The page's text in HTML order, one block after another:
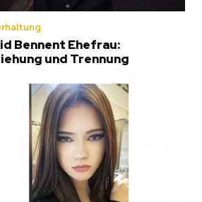
Bennent Ehefrau:
und Trennung